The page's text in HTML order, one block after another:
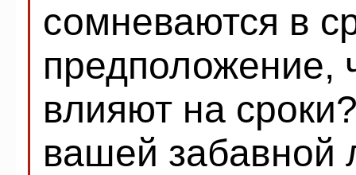
сомневаются в
предположение,
влияют на
вашей забавной